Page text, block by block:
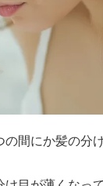
間にか髪の分